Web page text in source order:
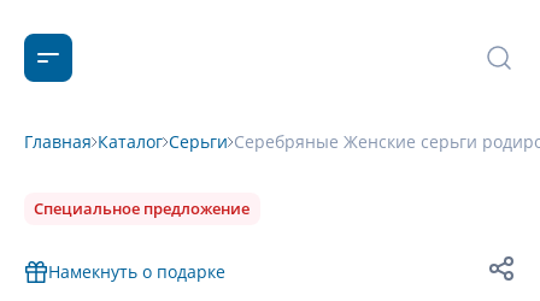
Главная Каталог Серьги Серебряные Женские серьги
Специальное предложение
Намекнуть о подарке